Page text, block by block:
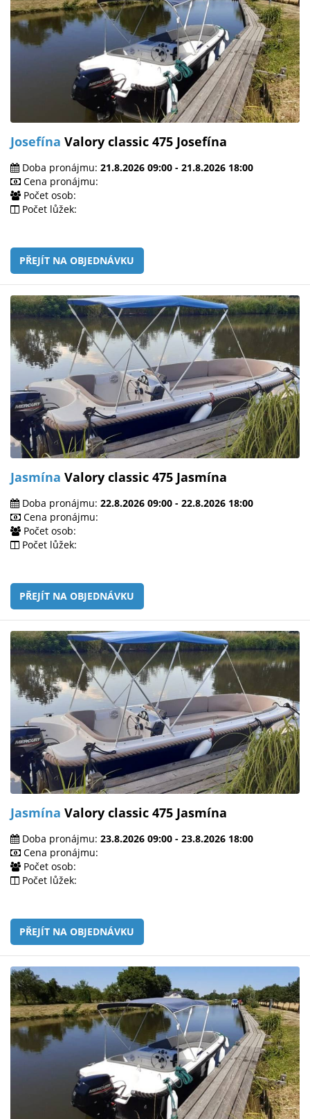
Josefína Valory classic 475 Josefína
Doba pronájmu: 21.8.2026 09:00 - 21.8.2026 18:00
Cena pronájmu:
Počet osob:
Počet lůžek:
PŘEJÍT NA OBJEDNÁVKU
Jasmína Valory classic 475 Jasmína
Doba pronájmu: 22.8.2026 09:00 - 22.8.2026 18:00
Cena pronájmu:
Počet osob:
Počet lůžek:
PŘEJÍT NA OBJEDNÁVKU
Jasmína Valory classic 475 Jasmína
Doba pronájmu: 23.8.2026 09:00 - 23.8.2026 18:00
Cena pronájmu:
Počet osob:
Počet lůžek:
PŘEJÍT NA OBJEDNÁVKU